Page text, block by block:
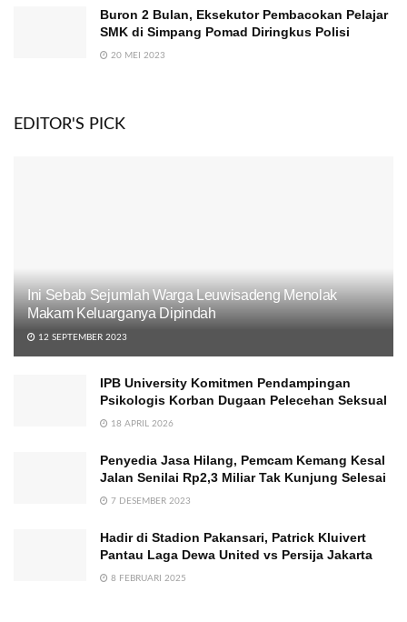
Buron 2 Bulan, Eksekutor Pembacokan Pelajar
SMK di Simpang Pomad Diringkus Polisi
20 MEI 2023
EDITOR'S PICK
Ini Sebab Sejumlah Warga Leuwisadeng Menolak
Makam Keluarganya Dipindah
12 SEPTEMBER 2023
IPB University Komitmen Pendampingan
Psikologis Korban Dugaan Pelecehan Seksual
18 APRIL 2026
Penyedia Jasa Hilang, Pemcam Kemang Kesal
Jalan Senilai Rp2,3 Miliar Tak Kunjung Selesai
7 DESEMBER 2023
Hadir di Stadion Pakansari, Patrick Kluivert
Pantau Laga Dewa United vs Persija Jakarta
8 FEBRUARI 2025